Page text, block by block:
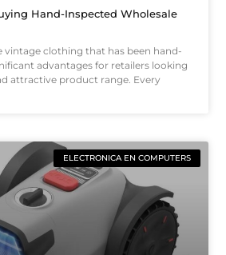
Hand-Inspected Wholesale
vintage clothing that has been hand-
advantages for retailers looking
attractive product range. Every
ELECTRONICA EN COMPUTERS